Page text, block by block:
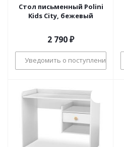
Стол письменный Polini
Kids City, бежевый
2 790₽
Уведомить о поступлении